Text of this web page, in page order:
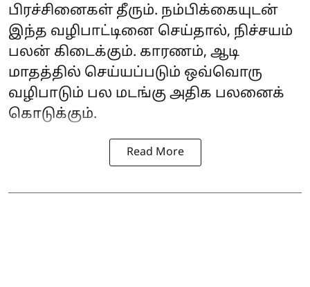
பிரச்சினைகள் தீரும். நம்பிக்கையுடன்
இந்த வழிபாட்டினை செய்தால், நிச்சயம்
பலன் கிடைக்கும். காரணம், ஆடி
மாதத்தில் செய்யப்படும் ஒவ்வொரு
வழிபாடும் பல மடங்கு அதிக பலனைக்
கொடுக்கும்.
Read More